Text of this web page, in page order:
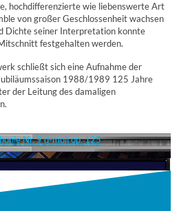
hochdifferenzierte wie liebenswerte Art
von großer Geschlossenheit wachsen
Dichte seiner Interpretation konnte
festgehalten werden.
schließt sich eine Aufnahme der
1988/1989 125 Jahre
der Leitung des damaligen
Nr. 9 d-moll op. 125